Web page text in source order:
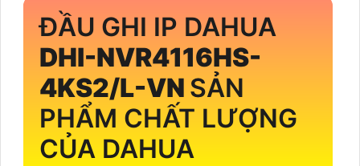
ĐẦU GHI IP DAHUA
DHI-NVR4116HS-
4KS2/L-VN SẢN
PHẨM CHẤT LƯỢNG
CỦA DAHUA